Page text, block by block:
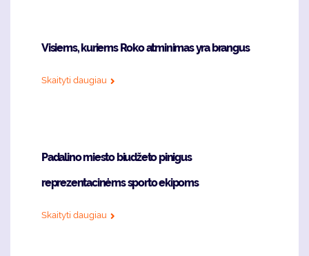
Visiems, kuriems Roko atminimas yra brangus
Skaityti daugiau
Padalino miesto biudžeto pinigus
reprezentacinėms sporto ekipoms
Skaityti daugiau